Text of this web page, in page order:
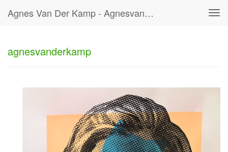
Agnes Van Der Kamp - Agnesvanderkamp
agnesvanderkamp